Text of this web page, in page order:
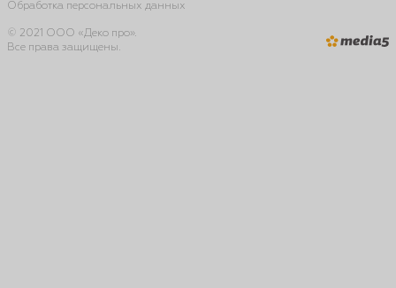
Обработка персональных данных
© 2021 ООО «Деко про».
Все права защищены.